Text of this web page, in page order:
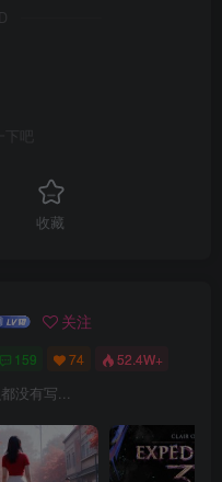
下吧
收藏
关注
159 74 52.4W+
没有写...